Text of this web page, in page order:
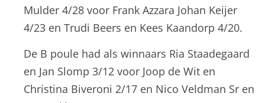
Mulder 4/28 voor Frank Azzara Johan Keijer
4/23 en Trudi Beers en Kees Kaandorp 4/20.
De B poule had als winnaars Ria Staadegaard
en Jan Slomp 3/12 voor Joop de Wit en
Christina Biveroni 2/17 en Nico Veldman Sr en